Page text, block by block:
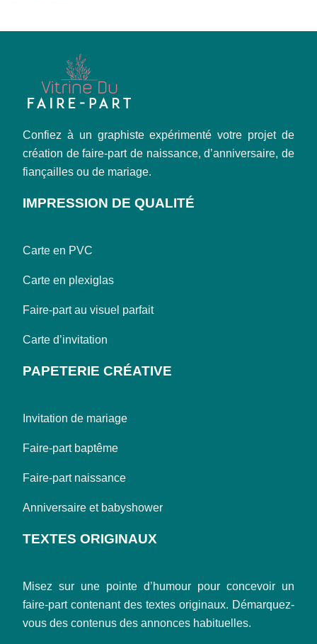
Confiez à un graphiste expérimenté votre projet de
création de faire-part de naissance, d’anniversaire, de
fiançailles ou de mariage.
IMPRESSION DE QUALITÉ
Carte en PVC
Carte en plexiglas
Faire-part au visuel parfait
Carte d’invitation
PAPETERIE CRÉATIVE
Invitation de mariage
Faire-part baptême
Faire-part naissance
Anniversaire et babyshower
TEXTES ORIGINAUX
Misez sur une pointe d’humour pour concevoir un
faire-part contenant des textes originaux. Démarquez-
vous des contenus des annonces habituelles.